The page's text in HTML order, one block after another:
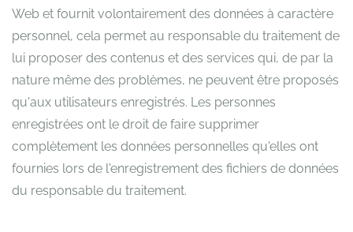
Web et fournit volontairement des données à caractère
personnel, cela permet au responsable du traitement de
lui proposer des contenus et des services qui, de par la
nature même des problèmes, ne peuvent être proposés
qu'aux utilisateurs enregistrés. Les personnes
enregistrées ont le droit de faire supprimer
complètement les données personnelles qu'elles ont
fournies lors de l'enregistrement des fichiers de données
du responsable du traitement.